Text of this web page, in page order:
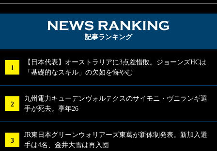
記事ランキング
【日本代表】オーストラリアに3点差惜敗。ジョーンズHCは
「基礎的なスキル」の欠如を悔やむ
九州電力キューデンヴォルテクスのサイモニ・ヴニランギ選
手が死去。享年26
JR東日本グリーンウォリアーズ東葛が新体制発表。新加入選
手は4名、金井大雪は再入団